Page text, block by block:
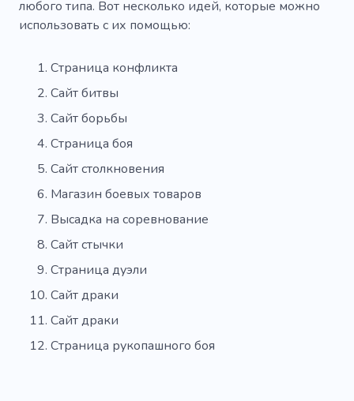
любого типа. Вот несколько идей, которые можно
использовать с их помощью:
Страница конфликта
Сайт битвы
Сайт борьбы
Страница боя
Сайт столкновения
Магазин боевых товаров
Высадка на соревнование
Сайт стычки
Страница дуэли
Сайт драки
Сайт драки
Страница рукопашного боя